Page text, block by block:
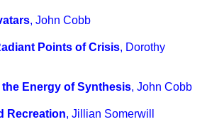
, John Cobb
Points of Crisis, Dorothy
Energy of Synthesis, John Cobb
Recreation, Jillian Somerwill